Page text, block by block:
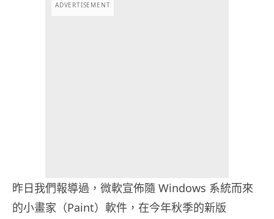
ADVERTISEMENT
昨日我們報導過，微軟宣佈隨 Windows 系統而來
的小畫家（Paint）軟件，在今年秋季的新版